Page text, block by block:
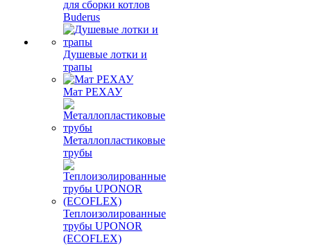
для сборки котлов
Buderus
Душевые лотки и
трапы
Мат РЕХАУ
Металлопластиковые
трубы
Теплоизолированные
трубы UPONOR
(ECOFLEX)